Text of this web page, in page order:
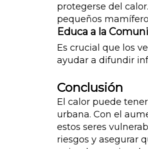
protegerse del
pequeños
Educa a la
Es crucial que los
ayudar a difundir
Conclusión
El calor puede
urbana. Con el
estos seres
riesgos y asegurar